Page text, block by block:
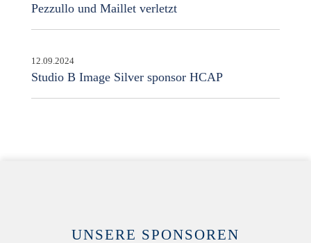
Pezzullo und Maillet verletzt
12.09.2024
Studio B Image Silver sponsor HCAP
UNSERE SPONSOREN